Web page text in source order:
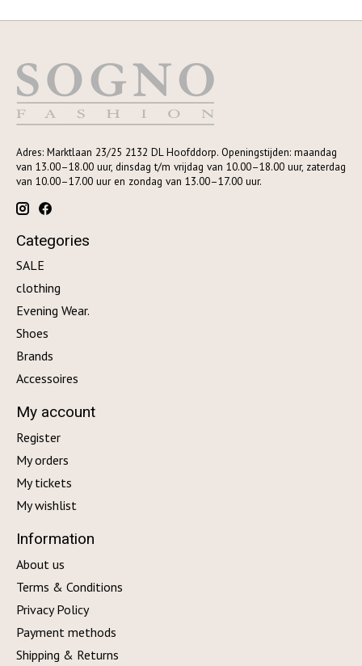
Adres: Marktlaan 23/25 2132 DL Hoofddorp. Openingstijden: maandag
van 13.00–18.00 uur, dinsdag t/m vrijdag van 10.00–18.00 uur, zaterdag
van 10.00–17.00 uur en zondag van 13.00–17.00 uur.
Categories
SALE
clothing
Evening Wear.
Shoes
Brands
Accessoires
My account
Register
My orders
My tickets
My wishlist
Information
About us
Terms & Conditions
Privacy Policy
Payment methods
Shipping & Returns